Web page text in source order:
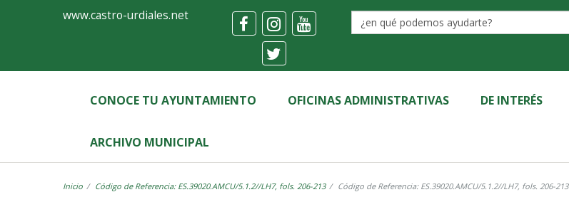
Ayuntamiento
Castro-
Urdiales
www.castro-urdiales.net
CONOCE TU AYUNTAMIENTO OFICINAS ADMINISTRATIVAS DE INTERÉS
ARCHIVO MUNICIPAL
Inicio Código de Referencia: ES.39020.AMCU/5.1.2//LH7, fols. 206-213 Código de Referencia: ES.39020.AMCU/5.1.2//LH7, fols. 206-213